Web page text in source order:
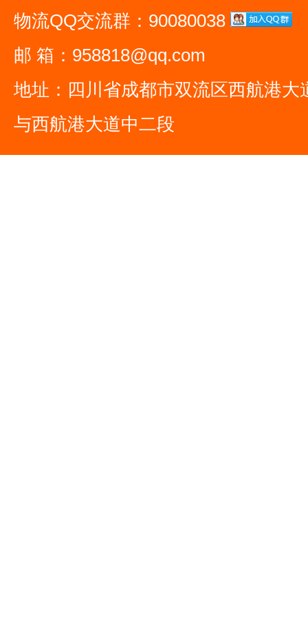
物流QQ交流群：90080038
邮 箱：958818@qq.com
地址：四川省成都市双流区西航港大
与西航港大道中二段